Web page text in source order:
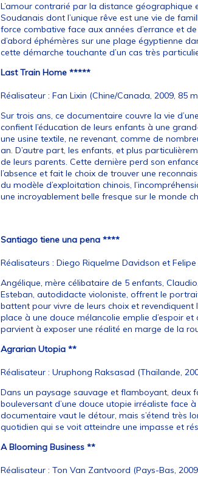
L’amour contrarié par la distance géographique
Soudanais dont l’unique rêve est une vie de
force combative face aux années d’errance et
d’abord éphémères sur une plage égyptienne
cette démarche touchante d’un cas très
Last Train Home *****
Réalisateur : Fan Lixin (Chine/Canada, 2009, 85
Sur trois ans, ce documentaire couvre la vie
confient l’éducation de leurs enfants à une
une usine textile, ne revenant, comme de
an. D’autre part, les enfants, et plus
de leurs parents. Cette dernière perd son
l’absence et fait le choix de trouver une
du modèle d’exploitation chinois,
une incroyablement belle fresque sur le monde
Santiago tiene una pena ****
Réalisateurs : Diego Riquelme Davidson et
Angélique, mère célibataire de 5 enfants,
Esteban, autodidacte violoniste, offrent le
battent pour vivre de leurs choix et
place à une douce mélancolie emplie d’espoir
parvient à exposer une réalité en marge de la
Agrarian Utopia **
Réalisateur : Uruphong Raksasad (Thaïlande,
Dans un paysage sauvage et flamboyant, deux
bouleversant d’une douce utopie irréaliste face
documentaire vaut le détour, mais s’étend très
quotidien qui se voit atteindre une impasse et
A Blooming Business **
Réalisateur : Ton Van Zantvoord (Pays-Bas,